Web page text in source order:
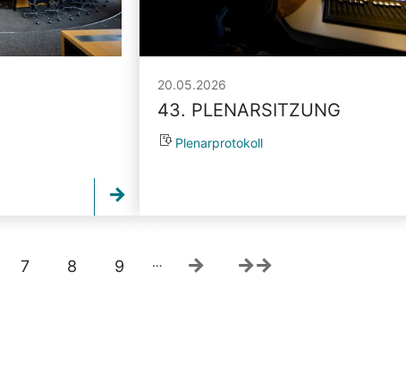
20.05.2026
43. PLENARSITZUNG
Plenarprotokoll
7 8 9 …